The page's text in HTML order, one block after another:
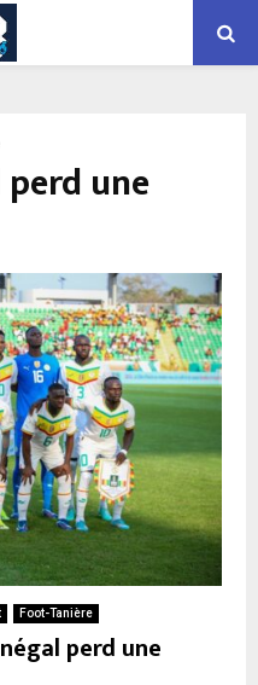
perd une
Foot-Tanière
perd une